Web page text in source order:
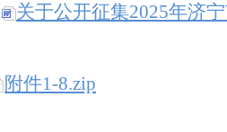
关于公开征集2025年济
附件1-8.zip